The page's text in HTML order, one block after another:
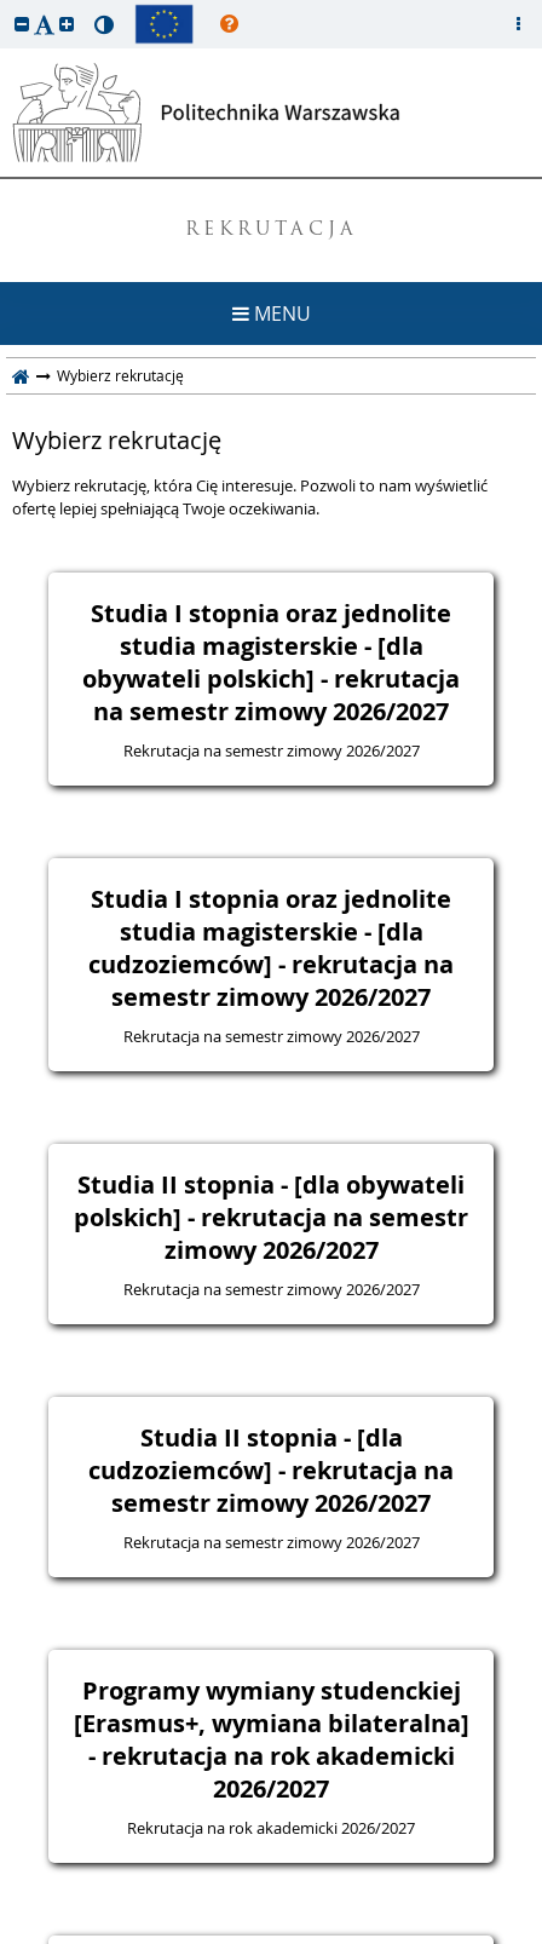
REKRUTACJA
MENU
Wybierz rekrutację
Wybierz rekrutację
Wybierz rekrutację, która Cię interesuje. Pozwoli to nam wyświetlić
ofertę lepiej spełniającą Twoje oczekiwania.
Studia I stopnia oraz jednolite
studia magisterskie - [dla
obywateli polskich] - rekrutacja
na semestr zimowy 2026/2027
Rekrutacja na semestr zimowy 2026/2027
Studia I stopnia oraz jednolite
studia magisterskie - [dla
cudzoziemców] - rekrutacja na
semestr zimowy 2026/2027
Rekrutacja na semestr zimowy 2026/2027
Studia II stopnia - [dla obywateli
polskich] - rekrutacja na semestr
zimowy 2026/2027
Rekrutacja na semestr zimowy 2026/2027
Studia II stopnia - [dla
cudzoziemców] - rekrutacja na
semestr zimowy 2026/2027
Rekrutacja na semestr zimowy 2026/2027
Programy wymiany studenckiej
[Erasmus+, wymiana bilateralna]
- rekrutacja na rok akademicki
2026/2027
Rekrutacja na rok akademicki 2026/2027